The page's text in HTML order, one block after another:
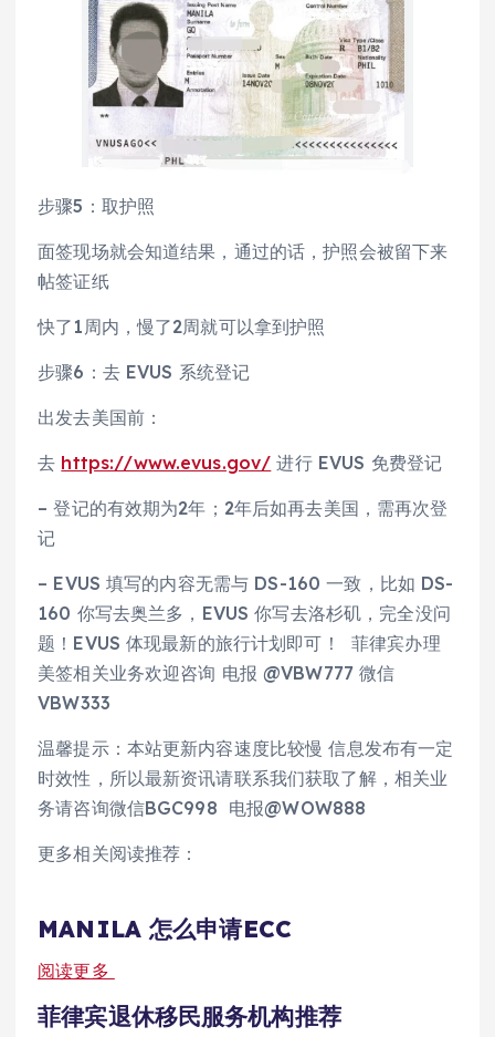
步骤5：取护照
面签现场就会知道结果，通过的话，护照会被留下来
帖签证纸
快了1周内，慢了2周就可以拿到护照
步骤6：去 EVUS 系统登记
出发去美国前：
去 https://www.evus.gov/ 进行 EVUS 免费登记
– 登记的有效期为2年；2年后如再去美国，需再次登
记
– EVUS 填写的内容无需与 DS-160 一致，比如 DS-
160 你写去奥兰多，EVUS 你写去洛杉矶，完全没问
题！EVUS 体现最新的旅行计划即可！ 菲律宾办理
美签相关业务欢迎咨询 电报 @VBW777 微信
VBW333
温馨提示：本站更新内容速度比较慢 信息发布有一定
时效性，所以最新资讯请联系我们获取了解，相关业
务请咨询微信BGC998 电报@WOW888
更多相关阅读推荐：
MANILA 怎么申请ECC
阅读更多
菲律宾退休移民服务机构推荐